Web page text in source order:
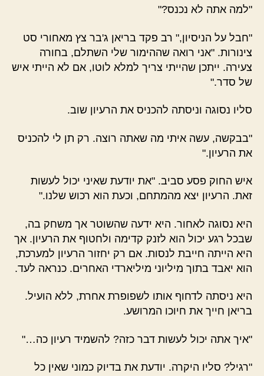
"למה אתה לא נכנס?"
"חבל על הניסיון," רב פקד בריאן ג'בר צץ מאחורי סט
צינורות. "אני רואה שההימור שלי השתלם, בחורה
צעירה. ייתכן שהייתי צריך למלא לוטו, אם לא הייתי איש
של סדר."
סליו נסוגה וניסתה להכניס את הרעיון שוב.
"בבקשה, עשה איתי מה שאתה רוצה. רק תן לי להכניס
את הרעיון."
איש החוק פסע סביב. "את יודעת שאיני יכול לעשות
זאת. הרעיון יצא מהמתחם, וכעת הוא רכוש שלנו."
היא נסוגה לאחור. היא ידעה שהשוטר אך משחק בה,
שבכל רגע יכול הוא לזנק קדימה ולחטוף את הרעיון. אך
היא הייתה חייבת לנסות. אם רק יחזור הרעיון למערכת,
הוא יאבד בתוך מיליוני מיליארדי האחרים. כנראה לעד.
היא ניסתה לדחוף אותו לשפופרת אחרת, ללא הועיל.
בריאן חייך את חיוכו המרושע.
"איך אתה יכול לעשות דבר כזה? להשמיד רעיון כה…"
"רגיל? סליו היקרה. יודעת את בדיוק כמוני שאין כל